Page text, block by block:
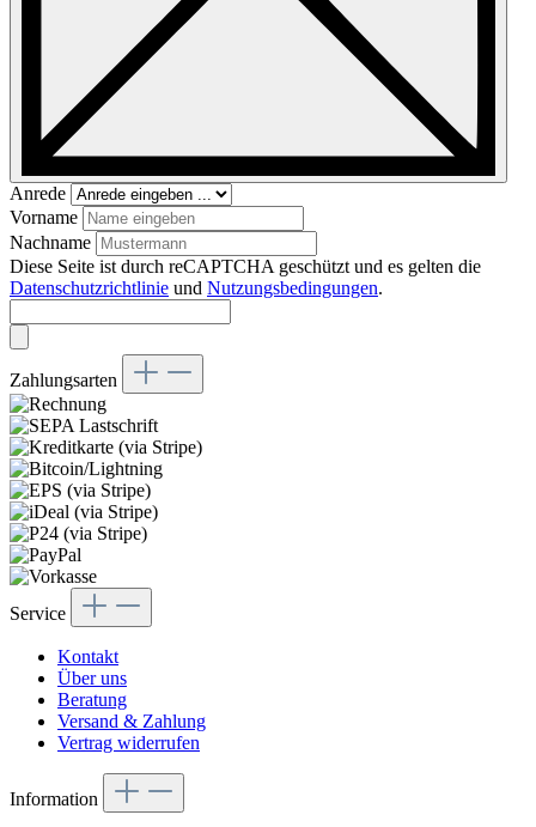
Anrede
Vorname
Nachname
Diese Seite ist durch reCAPTCHA geschützt und es gelten die
Datenschutzrichtlinie und Nutzungsbedingungen.
Zahlungsarten
Service
Kontakt
Über uns
Beratung
Versand & Zahlung
Vertrag widerrufen
Information